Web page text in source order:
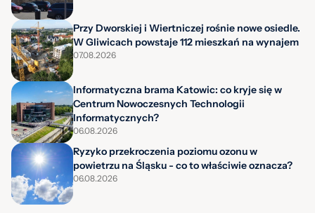
Przy Dworskiej i Wiertniczej rośnie nowe osiedle.
W Gliwicach powstaje 112 mieszkań na wynajem
07.08.2026
Informatyczna brama Katowic: co kryje się w
Centrum Nowoczesnych Technologii
Informatycznych?
06.08.2026
Ryzyko przekroczenia poziomu ozonu w
powietrzu na Śląsku - co to właściwie oznacza?
06.08.2026